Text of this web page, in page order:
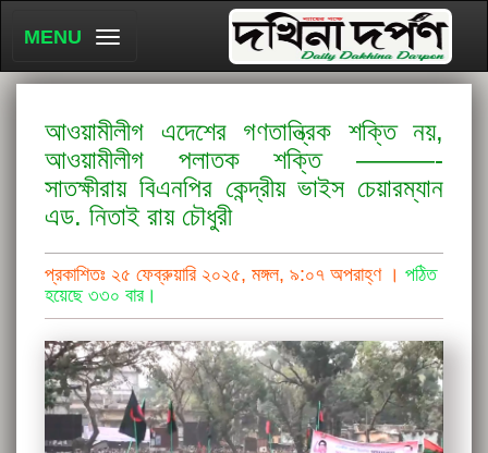
MENU
আওয়ামীলীগ এদেশের গণতান্ত্রিক শক্তি নয়,
আওয়ামীলীগ পলাতক শক্তি ———-
সাতক্ষীরায় বিএনপির কেন্দ্রীয় ভাইস চেয়ারম্যান
এড. নিতাই রায় চৌধুরী
প্রকাশিতঃ ২৫ ফেব্রুয়ারি ২০২৫, মঙ্গল, ৯:০৭ অপরাহ্ণ । পঠিত
হয়েছে ৩৩০ বার।